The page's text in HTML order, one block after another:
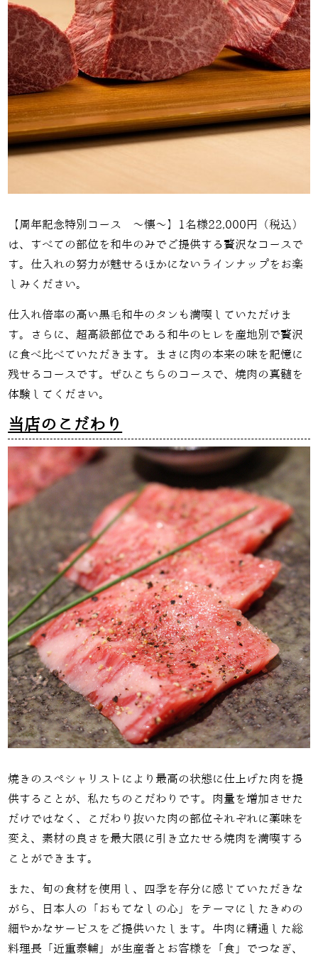
【周年記念特別コース 〜懐〜】 1名様22,000 円（税込）
は、すべての部位を和牛のみでご提供する贅沢なコースで
す。仕入れの努力が魅せるほかにないラインナップをお楽
しみください。
仕入れ倍率の高い黒毛和牛のタンも満喫していただけま
す。さらに、超高級部位である和牛のヒレを産地別で贅沢
に食べ比べていただきます。まさに肉の本来の味を記憶に
残せるコースです。ぜひこちらのコースで、焼肉の真髄を
体験してください。
当店のこだわり
焼きのスペシャリストにより最高の状態に仕上げた肉を提
供することが、私たちのこだわりです。肉量を増加させた
だけではなく、こだわり抜いた肉の部位それぞれに薬味を
変え、素材の良さを最大限に引き立たせる焼肉を満喫する
ことができます。
また、旬の食材を使用し、四季を存分に感じていただきな
がら、日本人の「おもてなしの心」をテーマにしたきめの
細やかなサービスをご提供いたします。牛肉に精通した総
料理長「近重泰輔」が生産者とお客様を「食」でつなぎ、